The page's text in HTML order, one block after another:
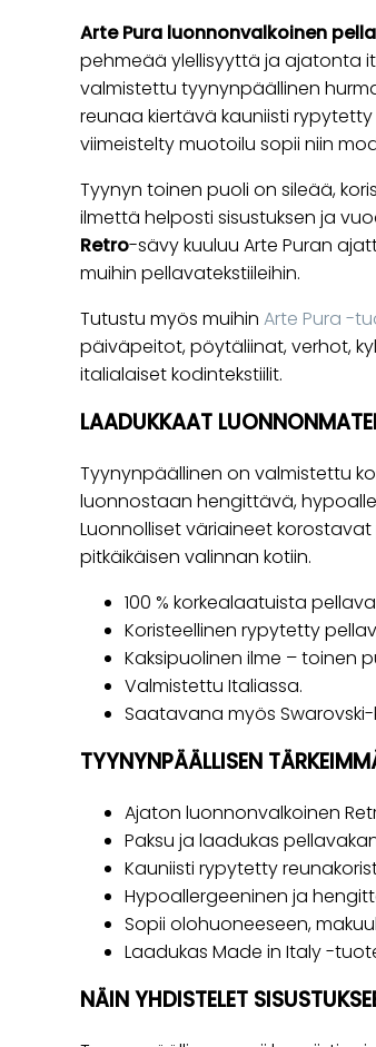
Arte Pura luonnonvalkoinen
pehmeää ylellisyyttä ja ajatonta
valmistettu tyynynpäällinen
reunaa kiertävä kauniisti
viimeistelty muotoilu sopii niin
Tyynyn toinen puoli on sileää,
ilmettä helposti sisustuksen ja
Retro-sävy kuuluu Arte Puran
muihin pellavatekstiileihin.
Tutustu myös muihin Arte Pura -
päiväpeitot, pöytäliinat, verhot,
italialaiset kodintekstiilit.
LAADUKKAAT
Tyynynpäällinen on valmistettu
luonnostaan hengittävä,
Luonnolliset väriaineet
pitkäikäisen valinnan kotiin.
100 % korkealaatuista
Koristeellinen rypytetty
Kaksipuolinen ilme – toinen
Valmistettu Italiassa.
Saatavana myös
TYYNYNPÄÄLLISEN
Ajaton luonnonvalkoinen
Paksu ja laadukas
Kauniisti rypytetty
Hypoallergeeninen ja
Sopii olohuoneeseen,
Laadukas Made in Italy -
NÄIN YHDISTELET